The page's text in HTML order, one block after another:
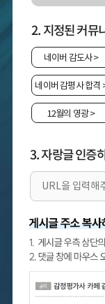
2. 지정된 커뮤
네이버 감도사>
네이버 감평사 합격
12월의 영광>
3. 자랑글 인증